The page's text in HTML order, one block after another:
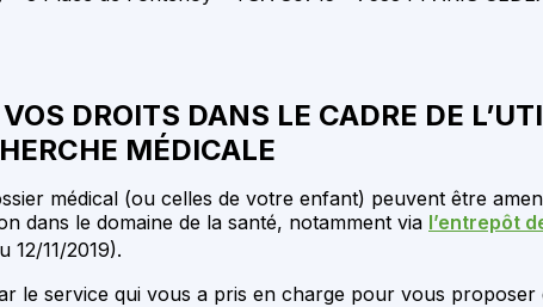
DROITS DANS LE CADRE DE
MÉDICALE
médical (ou celles de votre enfant) peuvent être
dans le domaine de la santé, notamment via l’entrepôt
12/11/2019).
le service qui vous a pris en charge pour vous